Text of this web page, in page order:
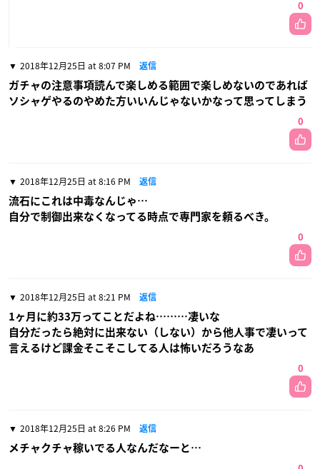
0
2018年12月25日 at 8:07 PM 返信
ガチャの注意事項読んで楽しめる範囲で楽しめないのであれば
ソシャゲやるのやめた方いいんじゃないかなって思ってしまう
0
2018年12月25日 at 8:16 PM 返信
流石にこれは中毒なんじゃ…
自分で制御出来なくなってる時点で専門家を頼るべき。
0
2018年12月25日 at 8:21 PM 返信
1ヶ月に約33万ってことだよね………凄いな
自分だったら絶対に出来ない（しない）から他人事で凄いって
言えるけど課金そこそこしてる人は怖いだろうなあ
0
2018年12月25日 at 8:26 PM 返信
メチャクチャ稼いでる人なんだなーと…